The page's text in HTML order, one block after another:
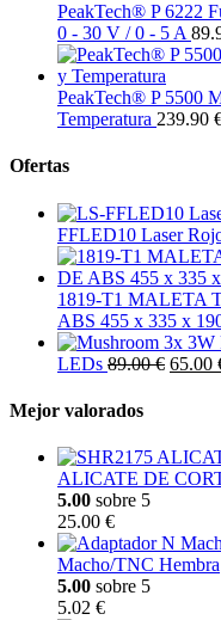
PeakTech® P 6222
0 - 30 V / 0 - 5 A
PeakTech® P 5500
Temperatura 239.90
Ofertas
FFLED10 Laser
1819-T1 MALETA
ABS 455 x 335 x
LEDs 89.00 € 65.00
Mejor valorados
ALICATE DE
5.00 sobre 5
25.00 €
Macho/TNC Hembra
5.00 sobre 5
5.02 €